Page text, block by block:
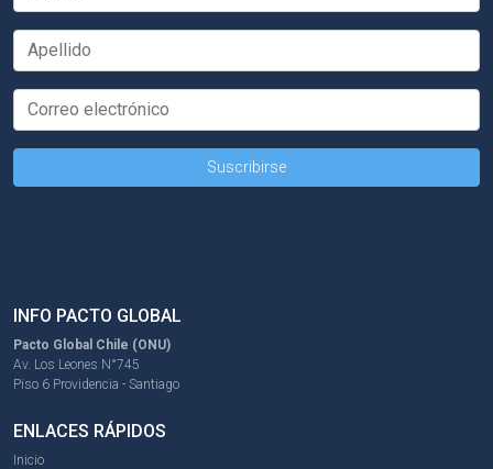
INFO PACTO GLOBAL
Pacto Global Chile (ONU)
Av. Los Leones N°745
Piso 6 Providencia - Santiago
ENLACES RÁPIDOS
Inicio